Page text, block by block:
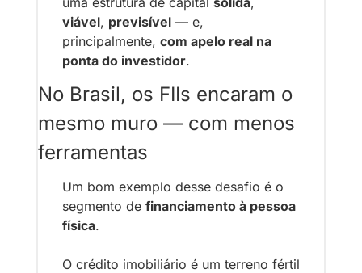
viável, previsível — e,
principalmente, com apelo real na
ponta do investidor.
No Brasil, os FIIs encaram o
mesmo muro — com menos
ferramentas
Um bom exemplo desse desafio é o
segmento de financiamento à pessoa
física.
O crédito imobiliário é um terreno fértil